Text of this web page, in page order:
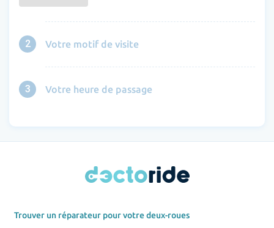
2 Votre motif de visite
3 Votre heure de passage
Trouver un réparateur pour votre deux-roues